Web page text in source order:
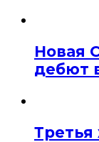
Новая
дебют
Третья